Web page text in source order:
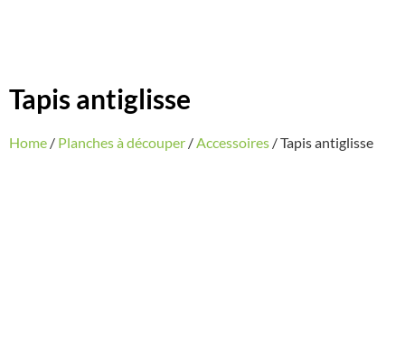
Tapis antiglisse
Home / Planches à découper /Accessoires / Tapis antiglisse